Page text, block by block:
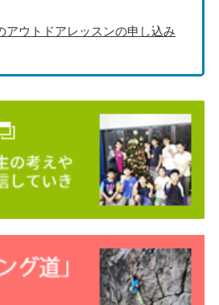
アウトドアレッスンの申し込み